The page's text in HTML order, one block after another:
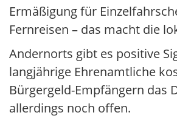
Ermäßigung für
Fernreisen – das macht die
Andernorts gibt es positive
langjährige Ehrenamtliche
Bürgergeld-Empfängern das
allerdings noch offen.